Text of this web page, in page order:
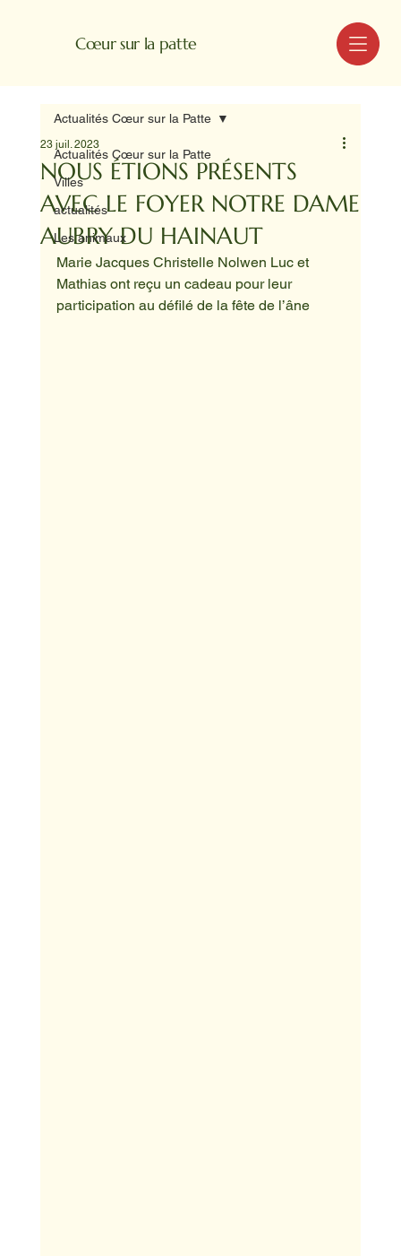
Cœur sur la patte MENU
Actualités Cœur sur la Patte
Villes
actualités
Les animaux
Actualités Cœur sur la Patte
NOUS ÉTIONS PRÉSENTS
AVEC LE FOYER NOTRE DAME
AUBRY DU HAINAUT
23 juil. 2023
Marie Jacques Christelle Nolwen Luc et
Mathias ont reçu un cadeau pour leur
participation au défilé de la fête de l’âne